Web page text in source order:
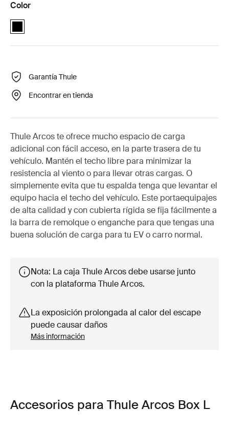
Color
black (selected)
Garantía Thule
Encontrar en tienda
Thule Arcos te ofrece mucho espacio de carga
adicional con fácil acceso, en la parte trasera de tu
vehículo. Mantén el techo libre para minimizar la
resistencia al viento o para llevar otras cargas. O
simplemente evita que tu espalda tenga que levantar el
equipo hacia el techo del vehículo. Este portaequipajes
de alta calidad y con cubierta rígida se fija fácilmente a
la barra de remolque o enganche para que tengas una
buena solución de carga para tu EV o carro normal.
Nota: La caja Thule Arcos debe usarse junto
con la plataforma Thule Arcos.
La exposición prolongada al calor del escape
puede causar daños
Más información
Accesorios para Thule Arcos Box L